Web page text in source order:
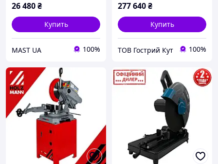
26 480₴
Купить
MAST UA 100%
277 640₴
Купить
ТОВ Гострий Кут 100%